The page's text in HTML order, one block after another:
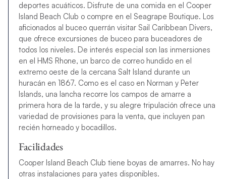
deportes acuáticos. Disfrute de una comida en el Cooper
Island Beach Club o compre en el Seagrape Boutique. Los
aficionados al buceo querrán visitar Sail Caribbean Divers,
que ofrece excursiones de buceo para buceadores de
todos los niveles. De interés especial son las inmersiones
en el HMS Rhone, un barco de correo hundido en el
extremo oeste de la cercana Salt Island durante un
huracán en 1867. Como es el caso en Norman y Peter
Islands, una lancha recorre los campos de amarre a
primera hora de la tarde, y su alegre tripulación ofrece una
variedad de provisiones para la venta, que incluyen pan
recién horneado y bocadillos.
Facilidades
Cooper Island Beach Club tiene boyas de amarres. No hay
otras instalaciones para yates disponibles.